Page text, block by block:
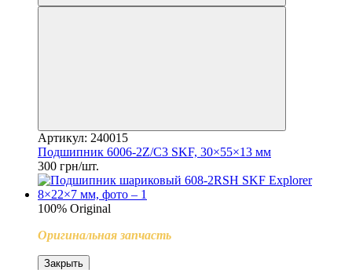
Артикул: 240015
Подшипник 6006-2Z/C3 SKF, 30×55×13 мм
300 грн/шт.
100% Original
Оригинальная запчасть
Закрыть